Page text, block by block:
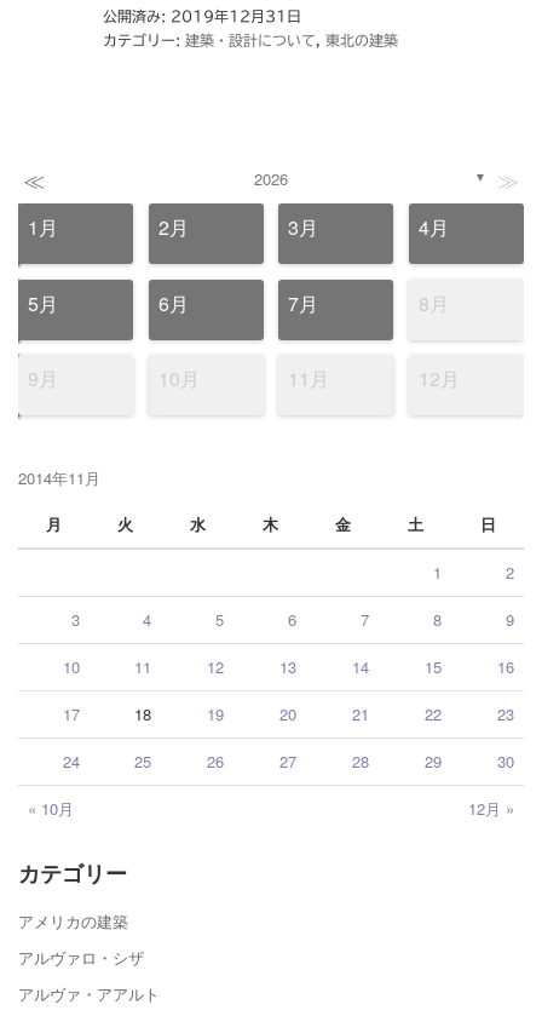
公開済み: 2019年12月31日
カテゴリー: 建築・設計について 東北の建築
≪ 2026 ▼ ≫
1月 2月 3月 4月
5月 6月 7月 8月
9月 10月 11月 12月
2014年11月
月
火 水 木 金 土 日
« 10月 12月 »
1 2
3 4 5 6 7 8 9
10 11 12 13 14 15 16
17 18 19 20 21 22 23
24 25 26 27 28 29 30
カテゴリー
アメリカの建築
アルヴァロ・シザ
アルヴァ・アアルト